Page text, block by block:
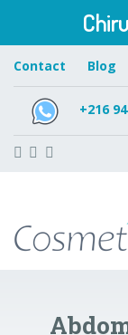
Contact Blog
+216